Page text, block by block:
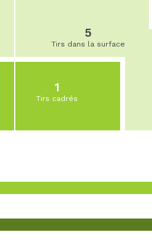
5
Tirs dans la surface
1
Tirs cadrés